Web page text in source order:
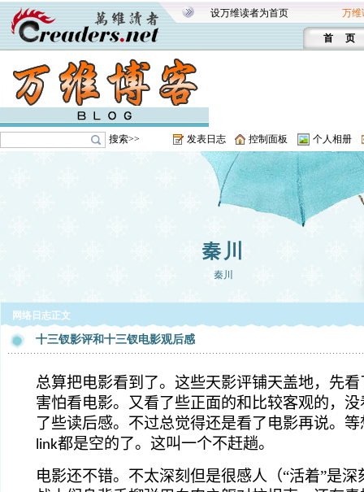
设万维读者为首页 万维
首 页
搜索>> 发表日志 控制面板 个人相册
秦川
秦川
网络日志正文
十三钗影评和十三钗电影观后感
总算把电影看到了。这些天影评铺天盖地，先
害怕看电影。又看了些正面的和比较客观的，
了些读后感。不过总觉得还是看了电影再说。
link都是空的了。这叫一个不赶趟。
电影还不错。不太深刻但是很感人（“活着”是